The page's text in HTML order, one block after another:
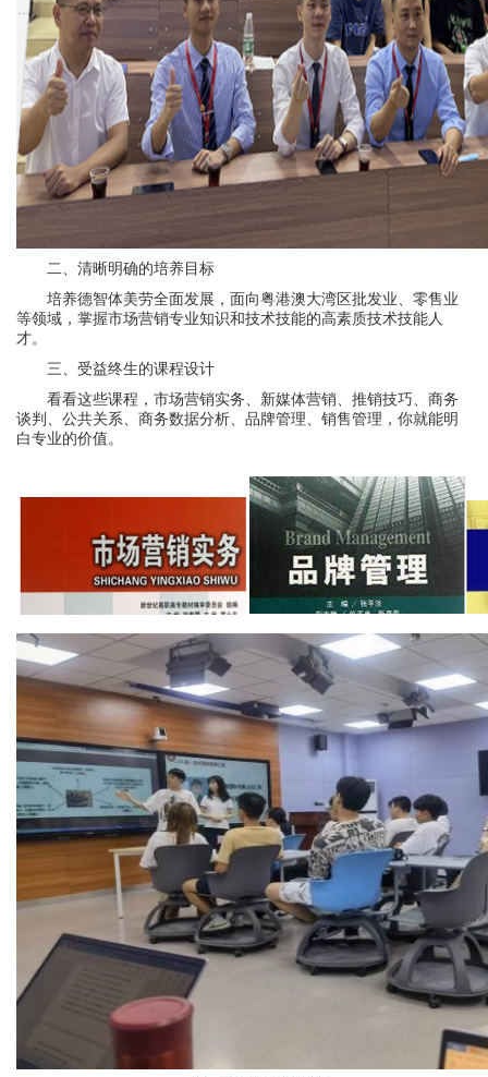
二、清晰明确的培养目标
培养德智体美劳全面发展，面向粤港澳大湾区批发业、零售业
等领域，掌握市场营销专业知识和技术技能的高素质技术技能人
才。
三、受益终生的课程设计
看看这些课程，市场营销实务、新媒体营销、推销技巧、商务
谈判、公共关系、商务数据分析、品牌管理、销售管理，你就能明
白专业的价值。